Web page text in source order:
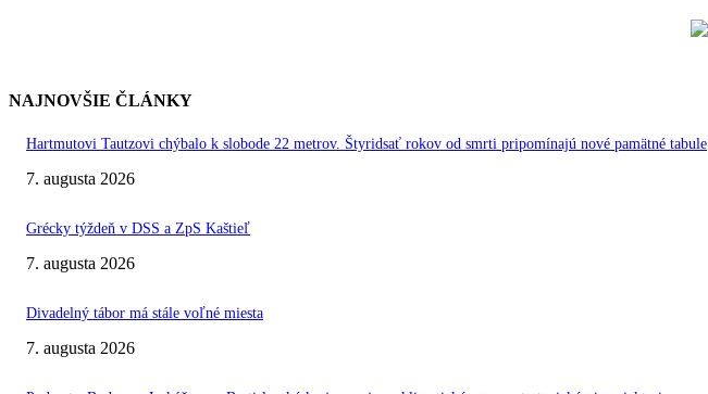
NAJNOVŠIE ČLÁNKY
Hartmutovi Tautzovi chýbalo k slobode 22 metrov. Štyridsať rokov od smrti pripomínajú nové pamätné tabule
7. augusta 2026
Grécky týždeň v DSS a ZpS Kaštieľ
7. augusta 2026
Divadelný tábor má stále voľné miesta
7. augusta 2026